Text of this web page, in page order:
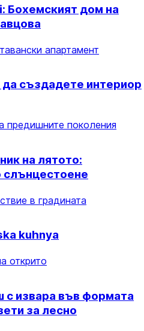
Бохемският дом на
апартамент
създадете интериор
предишните поколения
на лятото:
в градината
kuhnya
открито
с извара във формата
за лесно